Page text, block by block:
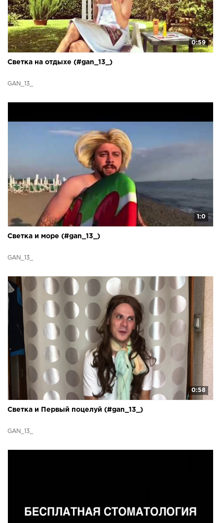
0:59
Светка на отдыхе (#gan_13_)
GAN_13_
1:0
Светка и море (#gan_13_)
GAN_13_
0:58
Светка и Первый поцелуй (#gan_13_)
GAN_13_